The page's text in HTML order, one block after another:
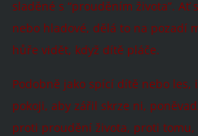
sladěné s “prouděním života”.
nebo hladové, dělá to na pozadí
hůře vidět, když dítě pláče.
Podobně jako spící dítě nebo
pokoji, aby zářil skrze ni,
proti proudění života, proti tomu,